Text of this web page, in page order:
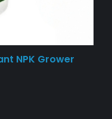
NPK Grower